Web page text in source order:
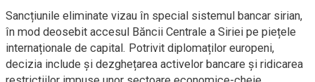
Sancțiunile eliminate vizau în special sistemul bancar sirian,
în mod deosebit accesul Băncii Centrale a Siriei pe piețele
internaționale de capital. Potrivit diplomaților europeni,
decizia include și dezghețarea activelor bancare și ridicarea